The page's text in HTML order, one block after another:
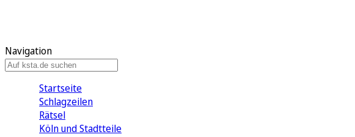
Navigation
Startseite
Schlagzeilen
Rätsel
Köln und Stadtteile